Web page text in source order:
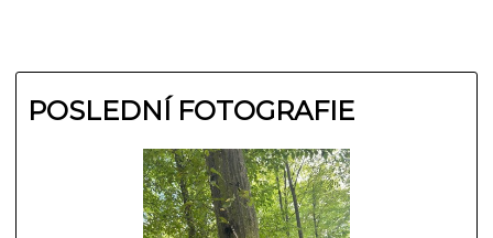
POSLEDNÍ FOTOGRAFIE